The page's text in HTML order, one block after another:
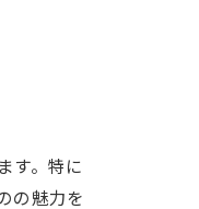
す。特に
の魅力を